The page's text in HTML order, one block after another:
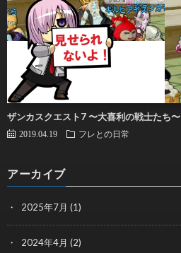
ザンカスクエスト7 〜大喜利の戦士たち〜
2019.04.19 フレとの日常
アーカイブ
2025年7月 (1)
2024年4月 (2)